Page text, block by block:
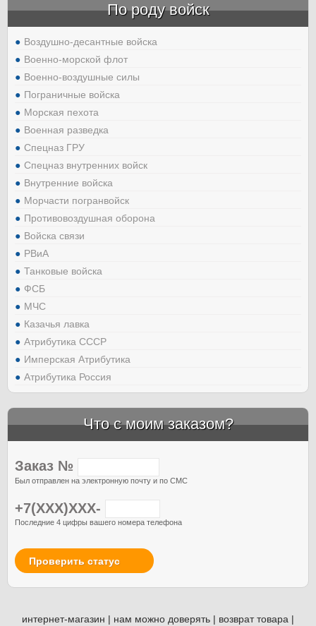
По роду войск
Воздушно-десантные войска
Военно-морской флот
Военно-воздушные силы
Пограничные войска
Морская пехота
Военная разведка
Спецназ ГРУ
Спецназ внутренних войск
Внутренние войска
Морчасти погранвойск
Противовоздушная оборона
Войска связи
РВиА
Танковые войска
ФСБ
МЧС
Казачья лавка
Атрибутика СССР
Имперская Атрибутика
Атрибутика Россия
Что с моим заказом?
Заказ №
Был отправлен на электронную почту и по СМС
+7(XXX)XXX-
Последние 4 цифры вашего номера телефона
Проверить статус
интернет-магазин | нам можно доверять | возврат товара |